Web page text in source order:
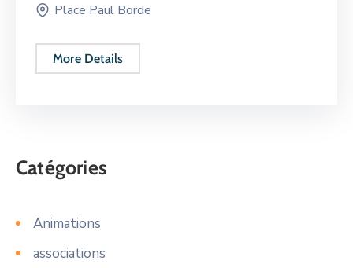
Place Paul Borde
More Details
Catégories
Animations
associations